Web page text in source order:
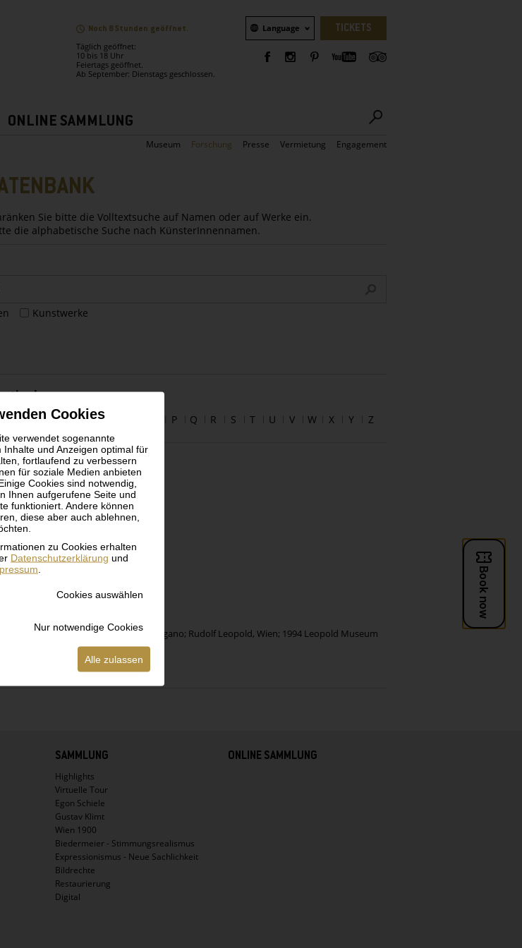
Cookies
verwendet sogenannte
Inhalte und Anzeigen optimal für
fortlaufend zu verbessern
für soziale Medien anbieten
Cookies sind notwendig,
Ihnen aufgerufene Seite und
funktioniert. Andere können
diese aber auch ablehnen,
zu Cookies erhalten
Datenschutzerklärung und
Cookies auswählen
Nur notwendige Cookies
Alle zulassen
Noch 8 Stunden geöffnet.
Täglich geöffnet:
10 bis 18 Uhr
Feiertags geöffnet.
Ab September: Dienstags geschlossen.
Sprachauswahl
Language TICKETS
ONLINE SAMMLUNG
Museum Forschung Presse Vermietung Engagement
Sie bitte die Volltextsuche auf Namen oder auf Werke ein.
die alphabetische Suche nach KünsterInnennamen.
Kunstwerke
H I J K L P Q R S T U V W X Y Z
Karton
Moritz; Mabel Böhler (geb. Forbes), Lugano; Rudolf Leopold, Wien; 1994 Leopold Museum
SAMMLUNG
Highlights
Virtuelle Tour
Egon Schiele
Gustav Klimt
Wien 1900
Biedermeier - Stimmungsrealismus
Expressionismus - Neue Sachlichkeit
Bildrechte
Restaurierung
Digital
ONLINE SAMMLUNG